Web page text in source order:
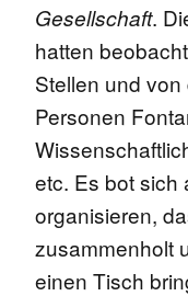
Gesellschaft.
hatten
Stellen und
Personen
etc. Es bot sich
organisieren,
zusammenholt
einen Tisch